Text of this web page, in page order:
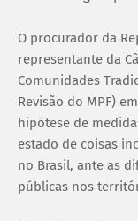
O procurador da
representante da
Comunidades
Revisão do MPF)
hipótese de
estado de coisas
no Brasil, ante as
públicas nos